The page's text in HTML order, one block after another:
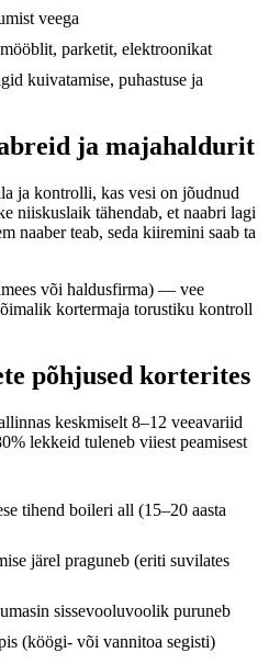
veega
parketit, elektroonikat
kuivatamise, puhastuse ja
ja majahaldurit
ja kontrolli, kas vesi on jõudnud
niiskuslaik tähendab, et naabri lagi
naaber teab, seda kiiremini saab ta
või haldusfirma) — vee
kortermaja torustiku kontroll
põhjused korterites
keskmiselt 8–12 veeavariid
lekkeid tuleneb viiest peamisest
tihend boileri all (15–20 aasta
järel praguneb (eriti suvilates
sissevooluvoolik puruneb
(köögi- või vannitoa segisti)